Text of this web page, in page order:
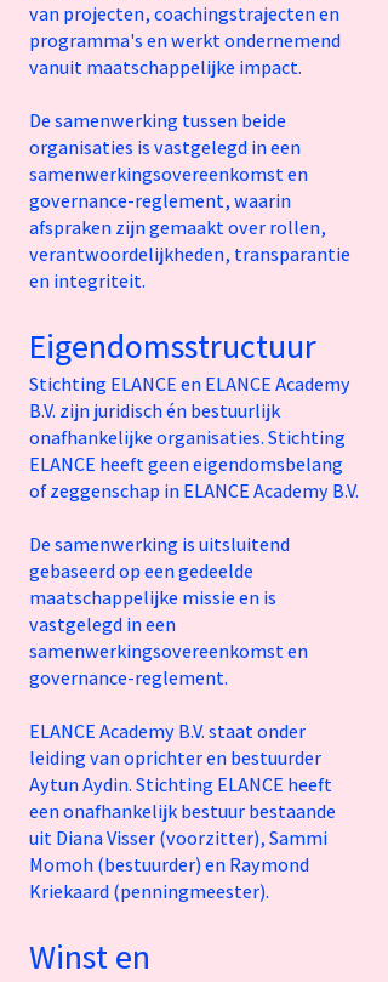
van projecten, coachingstrajecten en
programma's en werkt ondernemend
vanuit maatschappelijke impact.
De samenwerking tussen beide
organisaties is vastgelegd in een
samenwerkingsovereenkomst en
governance-reglement, waarin
afspraken zijn gemaakt over rollen,
verantwoordelijkheden, transparantie
en integriteit.
Eigendomsstructuur
Stichting ELANCE en ELANCE Academy
B.V. zijn juridisch én bestuurlijk
onafhankelijke organisaties. Stichting
ELANCE heeft geen eigendomsbelang
of zeggenschap in ELANCE Academy B.V.
De samenwerking is uitsluitend
gebaseerd op een gedeelde
maatschappelijke missie en is
vastgelegd in een
samenwerkingsovereenkomst en
governance-reglement.
ELANCE Academy B.V. staat onder
leiding van oprichter en bestuurder
Aytun Aydin. Stichting ELANCE heeft
een onafhankelijk bestuur bestaande
uit Diana Visser (voorzitter), Sammi
Momoh (bestuurder) en Raymond
Kriekaard (penningmeester).
Winst en